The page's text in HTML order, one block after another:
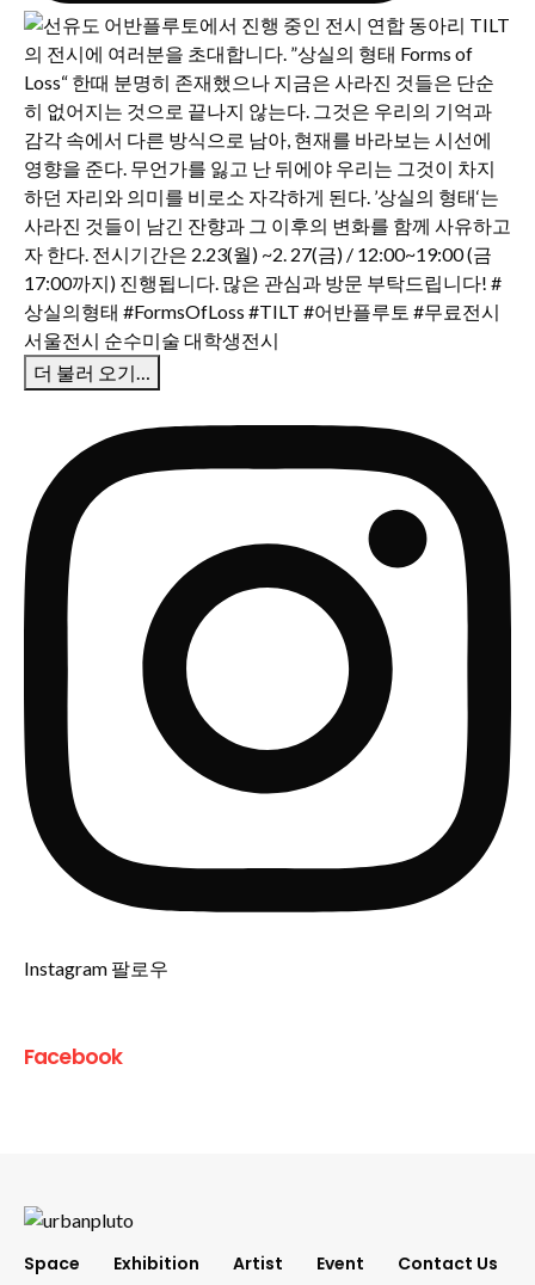
더 불러 오기…
Instagram 팔로우
Facebook
Space Exhibition Artist Event Contact Us